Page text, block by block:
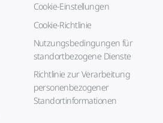
Cookie-Einstellungen
Cookie-Richtlinie
Nutzungsbedingungen für
standortbezogene Dienste
Richtlinie zur Verarbeitung
personenbezogener
Standortinformationen